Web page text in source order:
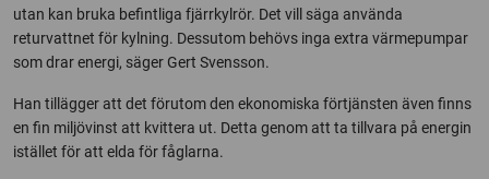
utan kan bruka befintliga fjärrkylrör. Det vill säga använda
returvattnet för kylning. Dessutom behövs inga extra värmepumpar
som drar energi, säger Gert Svensson.
Han tillägger att det förutom den ekonomiska förtjänsten även finns
en fin miljövinst att kvittera ut. Detta genom att ta tillvara på energin
istället för att elda för fåglarna.